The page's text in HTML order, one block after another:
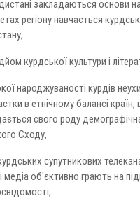
закладаються основи
регіону навчається
курдської культури і
народжуваності курдів
в етнічному балансі
свого роду
Сходу,
супутникових
медіа об'єктивно грають на